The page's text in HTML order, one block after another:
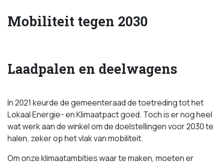
Mobiliteit tegen 2030
Laadpalen en deelwagens
In 2021 keurde de gemeenteraad de toetreding tot het
Lokaal Energie- en Klimaatpact goed. Toch is er nog heel
wat werk aan de winkel om de doelstellingen voor 2030 te
halen, zeker op het vlak van mobiliteit.
Om onze klimaatambities waar te maken, moeten er